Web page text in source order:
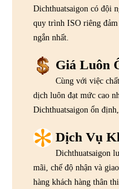
Dichthuatsaigon có đội
quy trình ISO riêng
ngắn nhất.
Giá Luôn
Cùng với việc
dịch luôn đạt mức cao
Dichthuatsaigon ổn
Dịch Vụ
Dichthuatsaigon
mãi, chế độ nhận và
hàng khách hàng thân